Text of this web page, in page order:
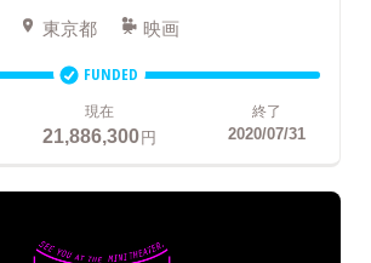
東京都 映画
FUNDED
現在
21,886,300円
終了
2020/07/31